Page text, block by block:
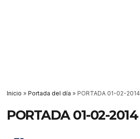
Inicio » Portada del día » PORTADA 01-02-2014
PORTADA 01-02-2014